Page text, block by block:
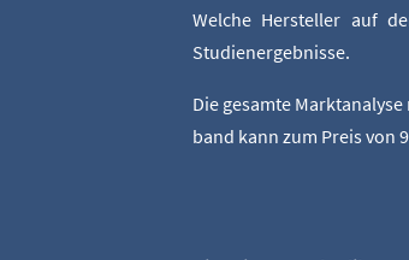
Wel­che Her­stel­ler auf
Studienergebnisse.
Die gesam­te
band kann zum Preis von